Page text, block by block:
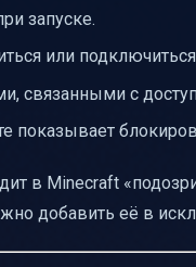
запуске.
или подключиться
связанными с
показывает
в Minecraft
добавить её в